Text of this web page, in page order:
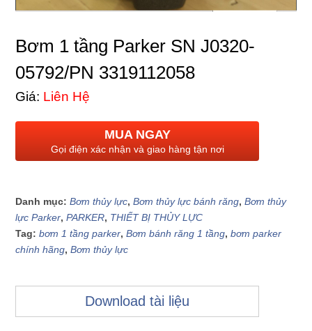
Bơm 1 tầng Parker SN J0320-
05792/PN 3319112058
Giá: Liên Hệ
MUA NGAY
Gọi điện xác nhận và giao hàng tận nơi
Danh mục:Bơm thủy lực,Bơm thủy lực bánh răng,Bơm thủy
lực Parker,PARKER, THIẾT BỊ THỦY LỰC
Tag:bơm 1 tầng parker,Bơm bánh răng 1 tầng,bơm parker
chính hãng,Bơm thủy lực
Download tài liệu